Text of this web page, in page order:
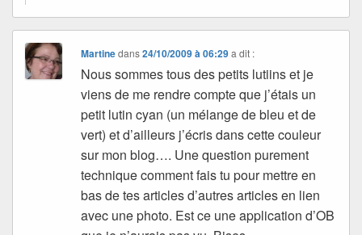
Martinedans24/10/2009 à 06:29 a dit :
Nous sommes tous des petits lutiins et je
viens de me rendre compte que j’étais un
petit lutin cyan (un mélange de bleu et de
vert) et d’ailleurs j’écris dans cette couleur
sur mon blog…. Une question purement
technique comment fais tu pour mettre en
bas de tes articles d’autres articles en lien
avec une photo. Est ce une application d’OB